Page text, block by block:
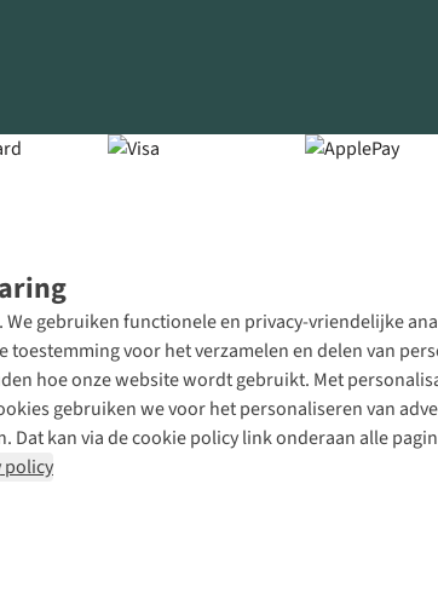
gebruiken functionele en privacy-vriendelijke
toestemming voor het verzamelen en delen van
hoe onze website wordt gebruikt. Met
gebruiken we voor het personaliseren van
kan via de cookie policy link onderaan alle
policy